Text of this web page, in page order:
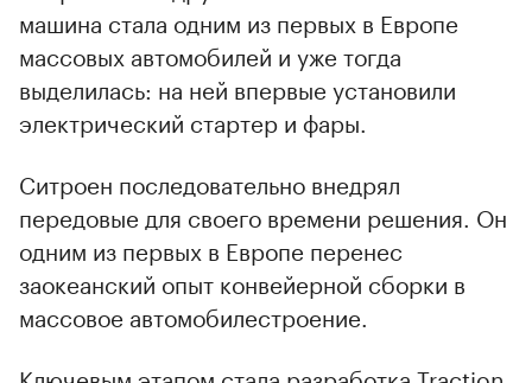
машина стала одним из первых в Европе
массовых автомобилей и уже тогда
выделилась: на ней впервые установили
электрический стартер и фары.
Ситроен последовательно внедрял
передовые для своего времени решения. Он
одним из первых в Европе перенес
заокеанский опыт конвейерной сборки в
массовое автомобилестроение.